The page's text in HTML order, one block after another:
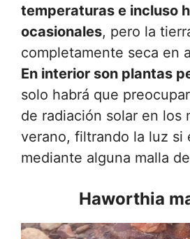
temperaturas e incluso
ocasionales, pero la
completamente seca en
En interior son plantas
solo habrá que
de radiación solar en los
verano, filtrando la luz si
mediante alguna malla
Haworthia